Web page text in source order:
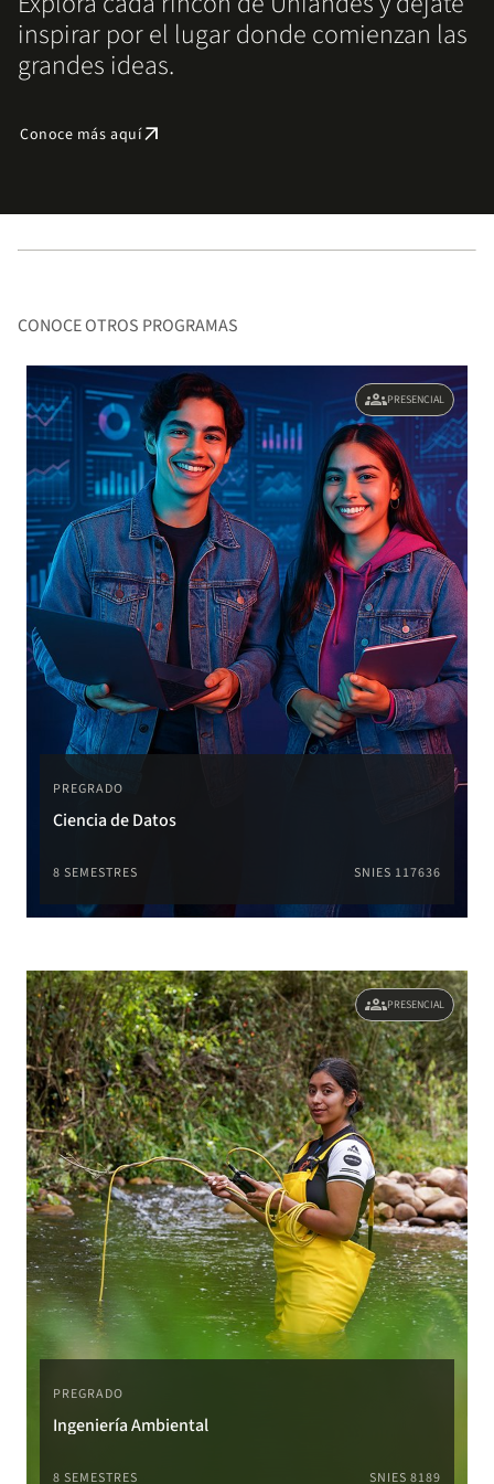
inspirar por el lugar donde comienzan las
grandes ideas.
Conoce más aquíarrow_outward
CONOCE OTROS PROGRAMAS
groupsPRESENCIAL
PREGRADO
Ciencia de Datos
8 SEMESTRES SNIES 117636
groupsPRESENCIAL
PREGRADO
Ingeniería Ambiental
8 SEMESTRES SNIES 8189